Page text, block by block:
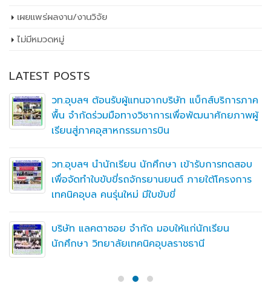
เผยเเพร่ผลงาน/งานวิจัย
ไม่มีหมวดหมู่
LATEST POSTS
วท.อุบลฯ ต้อนรับคณะกรรมการติดตามการ ติด
การดำเนินงานของสถานศึกษาในการขับเคลื่อนก
จัดการอาชีวศึกษา ปีงบประมาณ พ.ศ. 2569